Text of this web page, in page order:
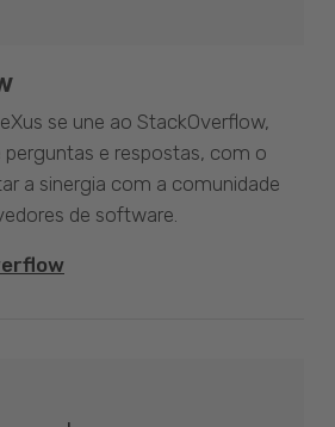
se une ao StackOverflow,
perguntas e respostas, com o
a sinergia com a comunidade
de software.